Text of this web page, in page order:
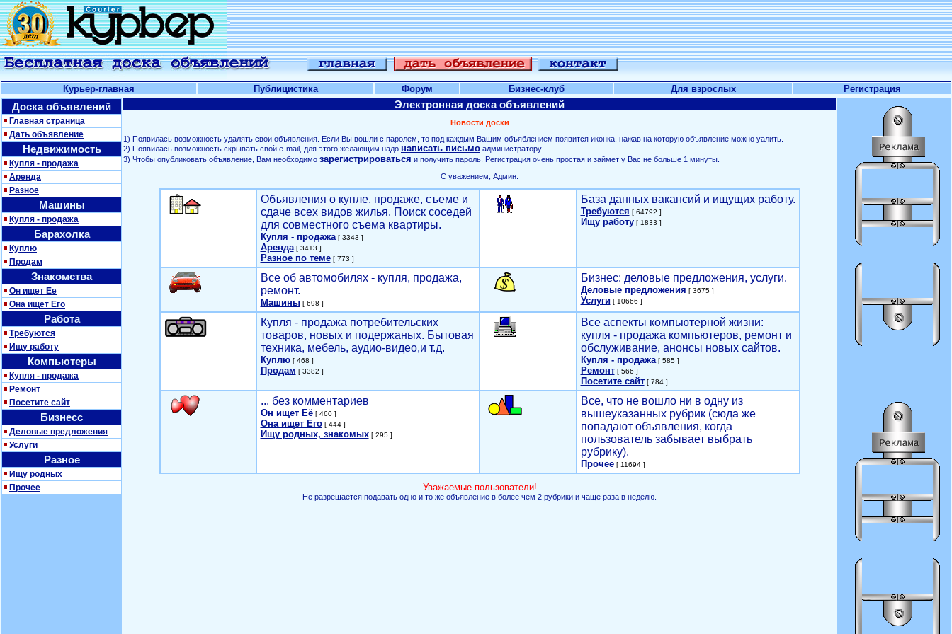
Курьер-главная Публицистика Форум Бизнес-клуб Для взрослых Регистрация
Доска объявлений
Главная страница
Дать объявление
Недвижимость
Купля - продажа
Аренда
Разное
Машины
Купля - продажа
Барахолка
Куплю
Продам
Знакомства
Он ищет Ее
Она ищет Его
Работа
Требуются
Ищу работу
Компьютеры
Купля - продажа
Ремонт
Посетите сайт
Бизнесс
Деловые предложения
Услуги
Разное
Ищу родных
Прочее
Электронная доска объявлений
Новости доски
1) Появилась возможность удалять свои объявления. Если Вы вошли с паролем, то под каждым Вашим объяблением появится иконка, нажав на которую объявление можно уалить.
2) Появилась возможность скрывать свой е-mail, для этого желающим надо написать письмо администратору.
3) Чтобы опубликовать объявление, Вам необходимо зарегистрироваться и получить пароль. Регистрация очень простая и займет у Вас не больше 1 минуты.
С уважением, Админ.
Объявления о купле, продаже, съеме и
сдаче всех видов жилья. Поиск соседей
для совместного съема квартиры.
Купля - продажа[ 3343 ]
Аренда[ 3413 ]
Разное по теме[ 773 ]
База данных вакансий и ищущих работу.
Требуются [ 64792 ]
Ищу работу[ 1833 ]
Все об автомобилях - купля, продажа,
ремонт.
Машины[ 698 ]
Бизнес: деловые предложения, услуги.
Деловые предложения [ 3675 ]
Услуги[ 10666 ]
Купля - продажа потребительских
товаров, новых и подержаных. Бытовая
техника, мебель, аудио-видео,и т.д.
Куплю[ 468 ]
Продам [ 3382 ]
Все аспекты компьютерной жизни:
купля - продажа компьютеров, ремонт и
обслуживание, анонсы новых сайтов.
Купля - продажа[ 585 ]
Ремонт[ 566 ]
Посетите сайт[ 784 ]
... без комментариев
Он ищет Её[ 460 ]
Она ищет Его[ 444 ]
Ищу родных, знакомых[ 295 ]
Все, что не вошло ни в одну из
вышеуказанных рубрик (сюда же
попадают объявления, когда
пользователь забывает выбрать
рубрику).
Прочее[ 11694 ]
Уважаемые пользователи!
Не разрешается подавать одно и то же объявление в более чем 2 рубрики и чаще раза в неделю.